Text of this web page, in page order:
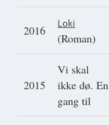
2016 Loki
(Roman)
2015
Vi skal
ikke dø. En
gang til